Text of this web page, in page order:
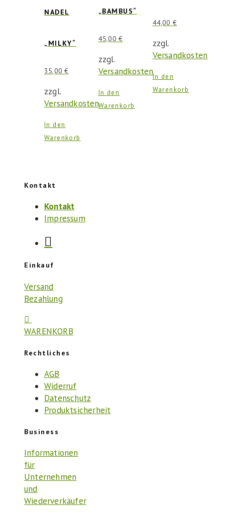
NADEL
„MILKY“
35,00€
zzgl.
Versandkosten
In den
Warenkorb
„BAMBUS“
45,00 €
zzgl.
Versandkosten
In den
Warenkorb
44,00 €
zzgl.
Versandkosten
In den
Warenkorb
Kontakt
Kontakt
Impressum
Einkauf
Versand
Bezahlung
WARENKORB
Rechtliches
AGB
Widerruf
Datenschutz
Produktsicherheit
Business
Informationen
für
Unternehmen
und
Wiederverkäufer